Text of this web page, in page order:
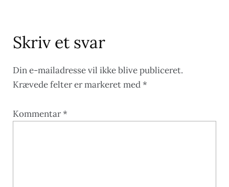
Skriv et svar
Din e-mailadresse vil ikke blive publiceret.
Krævede felter er markeret med*
Kommentar*